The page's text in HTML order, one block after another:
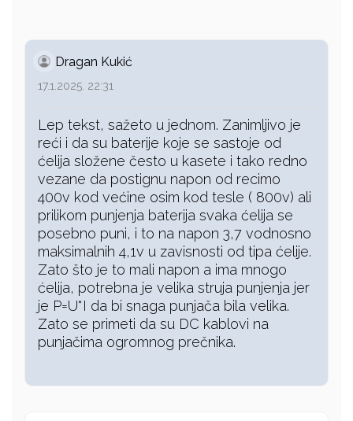
Dragan Kukić
17.1.2025. 22:31
Lep tekst, sažeto u jednom. Zanimljivo je
reći i da su baterije koje se sastoje od
ćelija složene često u kasete i tako redno
vezane da postignu napon od recimo
400v kod većine osim kod tesle ( 800v) ali
prilikom punjenja baterija svaka ćelija se
posebno puni, i to na napon 3,7 vodnosno
maksimalnih 4,1v u zavisnosti od tipa ćelije.
Zato što je to mali napon a ima mnogo
ćelija, potrebna je velika struja punjenja jer
je P=U*I da bi snaga punjača bila velika.
Zato se primeti da su DC kablovi na
punjačima ogromnog prečnika.